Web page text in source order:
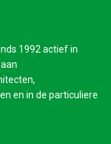
1992 actief in
en in de particuliere